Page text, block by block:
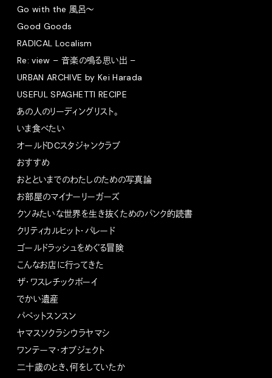
Go with the 風呂〜
Good Goods
RADICAL Localism
Re: view – 音楽の鳴る思い出 –
URBAN ARCHIVE by Kei Harada
USEFUL SPAGHETTI RECIPE
あの人のリーディングリスト。
いま食べたい
オールドDCスタジャンクラブ
おすすめ
おとといまでのわたしのための写真論
お部屋のマイナーリーガーズ
クソみたいな世界を生き抜くためのパンク的読書
クリティカルヒット・パレード
ゴールドラッシュをめぐる冒険
こんなお店に行ってきた
ザ・ワスレチックボーイ
でかい遺産
パペットスンスン
ヤマスソクラシウラヤマシ
ワンテーマ・オブジェクト
二十歳のとき、何をしていたか